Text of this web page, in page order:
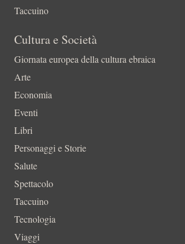
Taccuino
Cultura e Società
Giornata europea della cultura ebraica
Arte
Economia
Eventi
Libri
Personaggi e Storie
Salute
Spettacolo
Taccuino
Tecnologia
Viaggi